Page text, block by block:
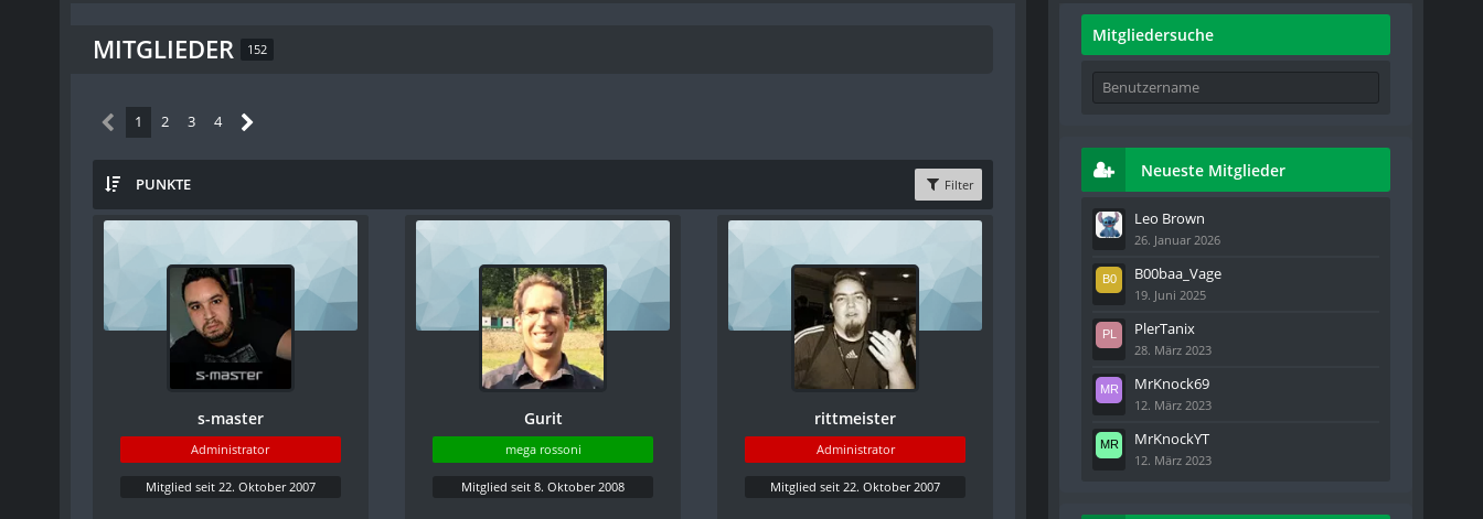
MITGLIEDER 152
1 2 3 4
PUNKTE Filter
s-master
Administrator
Mitglied seit 22. Oktober 2007
Gurit
mega rossoni
Mitglied seit 8. Oktober 2008
rittmeister
Administrator
Mitglied seit 22. Oktober 2007
Mitgliedersuche
Neueste Mitglieder
Leo Brown
26. Januar 2026
B00baa_Vage
19. Juni 2025
PlerTanix
28. März 2023
MrKnock69
12. März 2023
MrKnockYT
12. März 2023